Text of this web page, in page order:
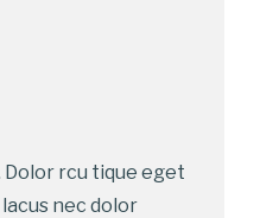
Dolor rcu tique eget
nec dolor